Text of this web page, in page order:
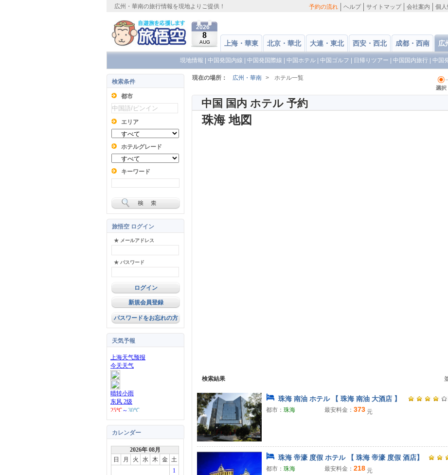
広州・華南の旅行情報を現地よりご提供！ 予約の流れ ヘルプ サイトマップ 会社案内 個人
2026
8
AUG 上海・華東 北京・華北 大連・東北 西安・西北 成都・西南 広
現地情報 中国発国内線 中国発国際線 中国ホテル 中国ゴルフ 日帰りツアー 中国国内旅行 中国
検索条件
都市
エリア
ホテルグレード
キーワード
旅悟空 ログイン
★ メールアドレス
★ パスワード
新規会員登録
パスワードをお忘れの方
天気予報
カレンダー
2026年 08月
日
月 火 水 木 金 土
1
現在の場所： 広州・華南 > ホテル一覧
中国 国内 ホテル 予約
珠海 地図
検索結果
珠海 南油 ホテル 【 珠海 南油 大酒店 】
都市： 珠海 最安料金： 373 元
珠海 帝濠 度假 ホテル 【 珠海 帝濠 度假 酒店】
都市： 珠海 最安料金： 218 元